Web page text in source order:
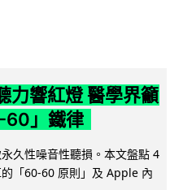
力響紅燈 醫學界籲
60」鐵律
久性噪音性聽損。本文盤點 4
「60-60 原則」及 Apple 內